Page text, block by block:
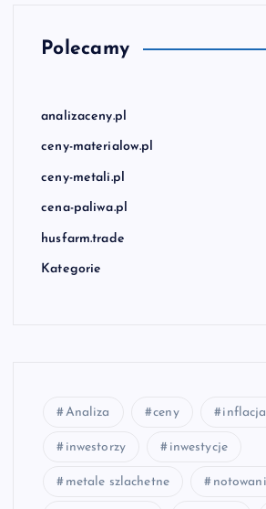
Polecamy
analizaceny.pl
ceny-materialow.pl
ceny-metali.pl
cena-paliwa.pl
husfarm.trade
Kategorie
Analiza ceny inflacja
inwestorzy inwestycje
metale szlachetne